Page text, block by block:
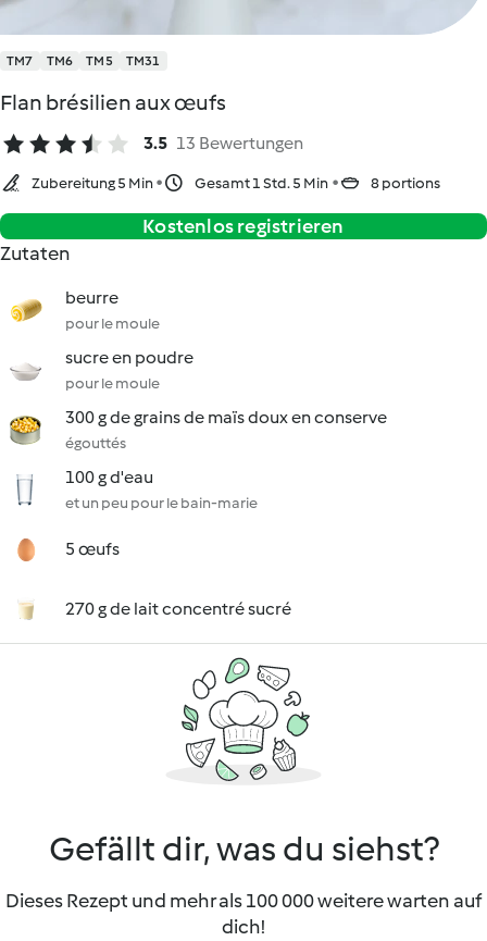
TM7 TM6 TM5 TM31
Flan brésilien aux œufs
3.5 13 Bewertungen
Zubereitung 5 Min Gesamt 1 Std. 5 Min 8 portions
Kostenlos registrieren
Zutaten
beurre
pour le moule
sucre en poudre
pour le moule
300 g de grains de maïs doux en conserve
égouttés
100 g d'eau
et un peu pour le bain-marie
5 œufs
270 g de lait concentré sucré
Gefällt dir, was du siehst?
Dieses Rezept und mehr als 100 000 weitere warten auf
dich!